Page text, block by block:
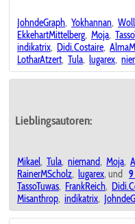
JohndeGraph, Yokhannan,
EkkehartMittelberg, Moja,
indikatrix, Didi.Costaire,
LotharAtzert, Tula, lugarex,
Lieblingsautoren:
Mikael, Tula, niemand, Moja,
RainerMScholz, lugarex, und
TassoTuwas, FrankReich,
Misanthrop, indikatrix,